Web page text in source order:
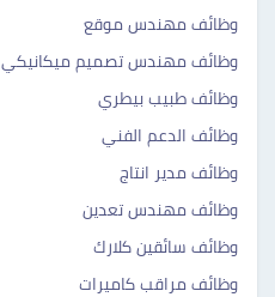
وظائف مهندس موقع
وظائف مهندس تصميم ميكانيكي
وظائف طبيب بيطري
وظائف الدعم الفني
وظائف مدير انتاج
وظائف مهندس تعدين
وظائف سائقين كلارك
وظائف مراقب كاميرات